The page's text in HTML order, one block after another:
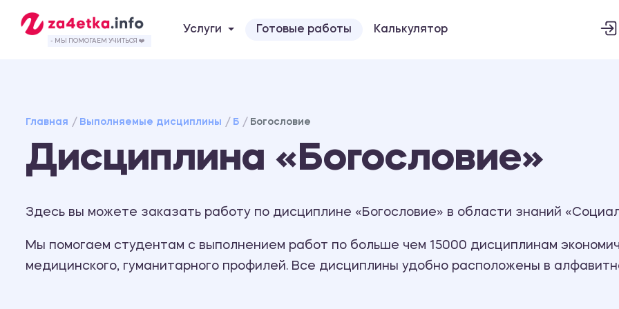
- МЫ ПОМОГАЕМ УЧИТЬСЯ ❤️
Услуги Готовые работы Калькулятор
Главная Выполняемые дисциплины Б Богословие
Дисциплина «Богословие»
Здесь вы можете заказать работу по дисциплине «Богословие» в области знаний
Мы помогаем студентам с выполнением работ по больше чем 15000 дисциплинам
медицинского, гуманитарного профилей. Все дисциплины удобно расположены в